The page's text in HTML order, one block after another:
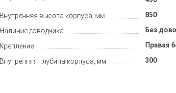
Внутренняя высота корпуса, мм 850
Наличие доводчика Без
Крепление Правая
Внутренняя глубина корпуса, мм 300